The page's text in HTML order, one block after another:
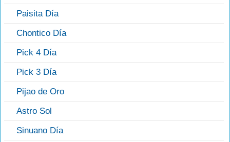
Paisita Día
Chontico Día
Pick 4 Día
Pick 3 Día
Pijao de Oro
Astro Sol
Sinuano Día